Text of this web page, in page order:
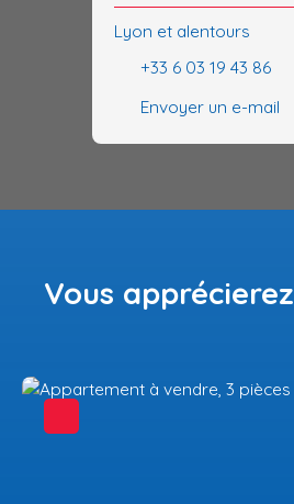
Lyon et alentours
+33 6 03 19 43 86
Envoyer un e-mail
Vous apprécierez